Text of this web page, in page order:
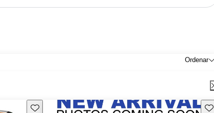
Ordenar
Guarda este Aviso